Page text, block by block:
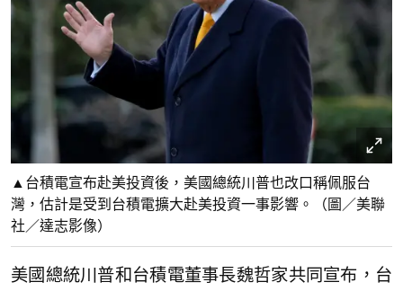
▲台積電宣布赴美投資後，美國總統川普也改口稱佩服台
灣，估計是受到台積電擴大赴美投資一事影響。（圖／美聯
社／達志影像）
美國總統川普和台積電董事長魏哲家共同宣布，台